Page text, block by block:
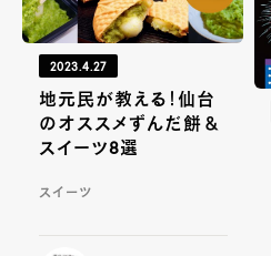
2023.4.27
地元民が教える！仙台
のオススメずんだ餅＆
スイーツ8選
スイーツ